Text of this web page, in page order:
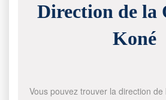
Direction de la
Koné
Vous pouvez trouver la direction